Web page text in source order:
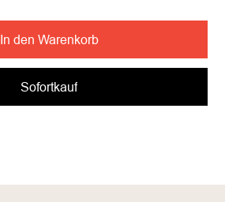
In den Warenkorb
Sofortkauf